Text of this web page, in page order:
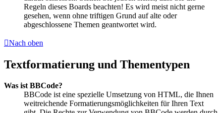
Regeln dieses Boards beachten! Es wird meist nicht gerne
gesehen, wenn ohne triftigen Grund auf alte oder
abgeschlossene Themen geantwortet wird.
Nach oben
Textformatierung und Thementypen
Was ist BBCode?
BBCode ist eine spezielle Umsetzung von HTML, die Ihnen
weitreichende Formatierungsmöglichkeiten für Ihren Text